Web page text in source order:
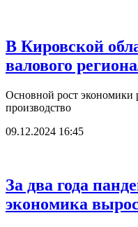
В Кировской
валового
Основной рост экономики
производство
09.12.2024 16:45
За два года
экономика